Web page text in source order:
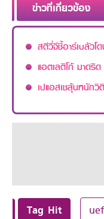
ข่าวที่เกี่ยวข้อง
สตีวี่จีชี้อาร์เบลัวโ
แอตเลติโก้ มาด
เปแอสเชลุ้นหนักวิ
Tag Hit